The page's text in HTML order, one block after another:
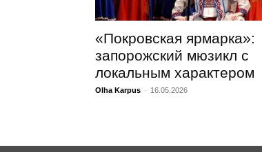
«Покровская ярмарка»:
запорожский мюзикл с
локальным характером
Olha Karpus - 16.05.2026